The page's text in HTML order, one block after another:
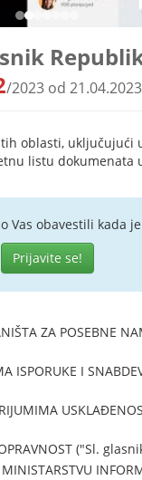
/2023 od
oblasti, uključujući
listu dokumenata
Vas obavestili kada
Prijavite se!
ZA POSEBNE
ISPORUKE I
("Sl.
MINISTARSTVU